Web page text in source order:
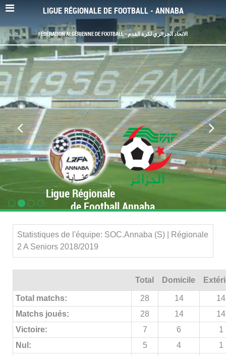
LIGUE RÉGIONALE DE FOOTBALL - ANNABA
FÉDÉRATION ALGÉRIENNE DE FOOTBALL - الاتحاد الجزائري لكرة القدم
Ligue Régionale
de Football Annaba
Statistiques de l'équipe: SOC.Annaba (S) | Régionale
2 A Seniors 2018/2019
Total Domicile
Total matchs: 28 14
14
Matchs joués:
28 14
14
Victoire:
7 6
1
Nul:
5 4
1